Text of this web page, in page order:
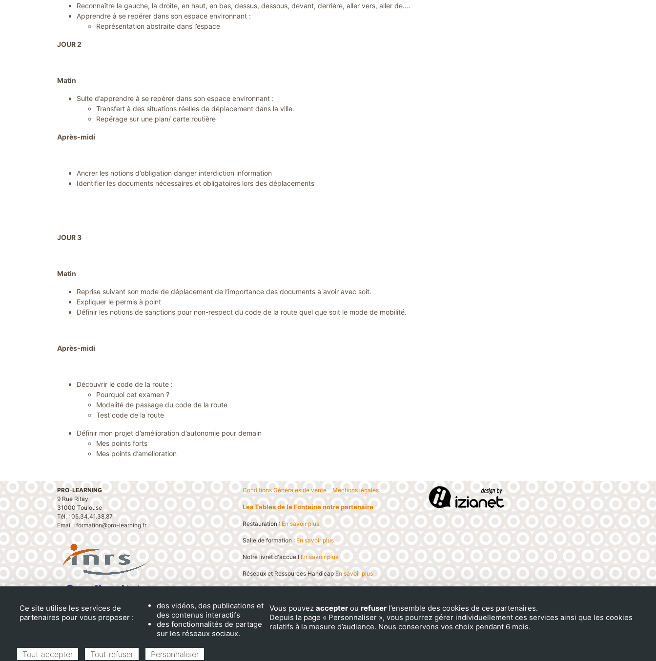
Reconnaître la gauche, la droite, en haut, en bas, dessus, dessous, devant, derrière, aller vers, aller de….
Apprendre à se repérer dans son espace environnant :
Représentation abstraite dans l’espace
JOUR 2
Matin
Suite d’apprendre à se repérer dans son espace environnant :
Transfert à des situations réelles de déplacement dans la ville.
Repérage sur une plan/ carte routière
Après-midi
Ancrer les notions d’obligation danger interdiction information
Identifier les documents nécessaires et obligatoires lors des déplacements
JOUR 3
Matin
Reprise suivant son mode de déplacement de l’importance des documents à avoir avec soit.
Expliquer le permis à point
Définir les notions de sanctions pour non-respect du code de la route quel que soit le mode de mobilité.
Après-midi
Découvrir le code de la route :
Pourquoi cet examen ?
Modalité de passage du code de la route
Test code de la route
Définir mon projet d’amélioration d’autonomie pour demain
Mes points forts
Mes points d’amélioration
PRO-LEARNING
9 Rue Ritay
31000 Toulouse
Tél. : 05.34.41.38.87
Email : formation@pro-learning.fr
Conditions Générales de vente Mentions légales
Les Tables de la Fontaine notre partenaire
Restauration : En savoir plus
Salle de formation : En savoir plus
Notre livret d'accueil En savoir plus
Réseaux et Ressources Handicap En savoir plus
situation d'handicap.
Ce site utilise les services de
partenaires pour vous proposer :
des vidéos, des publications et
des contenus interactifs
des fonctionnalités de partage
sur les réseaux sociaux.
Vous pouvezaccepter ou refuser l’ensemble des cookies de ces partenaires.
Depuis la page « Personnaliser », vous pourrez gérer individuellement ces services ainsi que les cookies
relatifs à la mesure d’audience. Nous conservons vos choix pendant 6 mois.
Tout accepter Tout refuser Personnaliser